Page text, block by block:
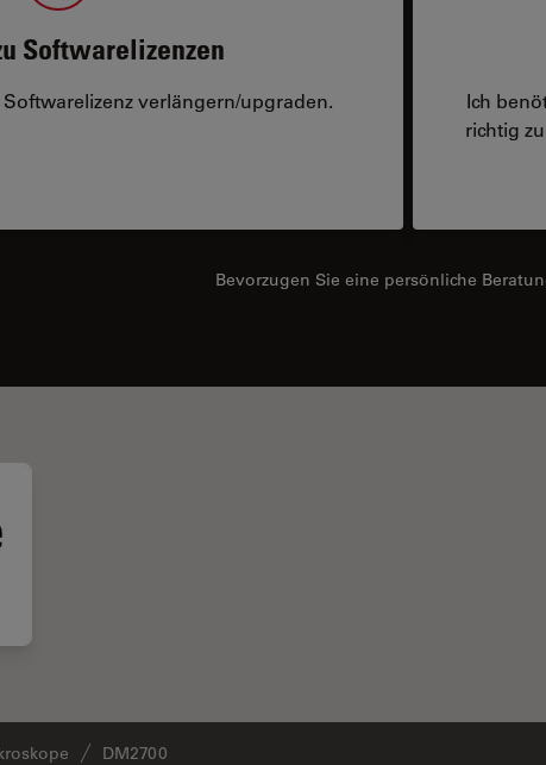
Softwarelizenzen
verlängern/upgraden.
Ich
richtig
Bevorzugen Sie eine persönliche
DM2700